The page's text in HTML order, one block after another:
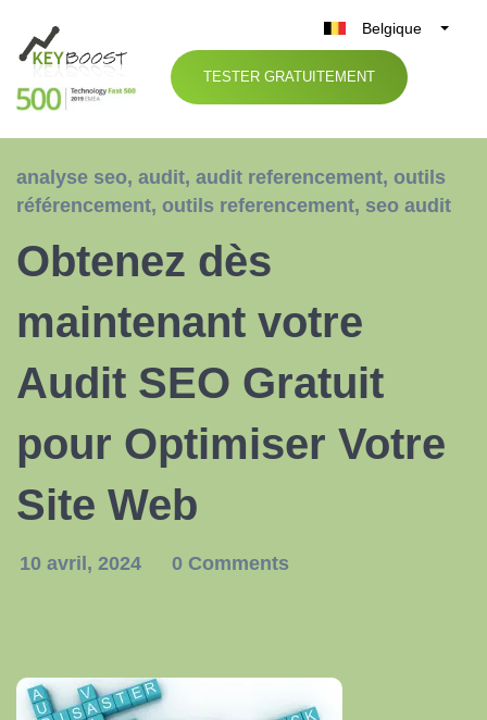
Belgique
België
Nederland
TESTER GRATUITEMENT
analyse seo, audit, audit referencement, outils
référencement, outils referencement, seo audit
Obtenez dès
maintenant votre
Audit SEO Gratuit
pour Optimiser Votre
Site Web
10 avril, 2024 0 Comments